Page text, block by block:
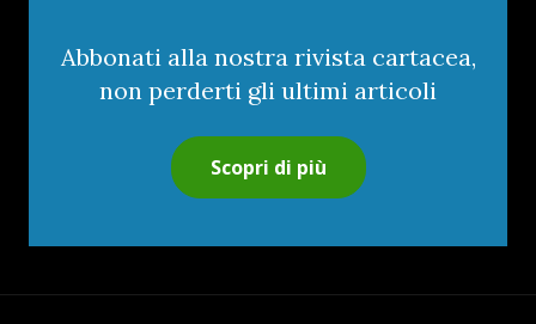
Abbonati alla nostra rivista cartacea,
non perderti gli ultimi articoli
Scopri di più